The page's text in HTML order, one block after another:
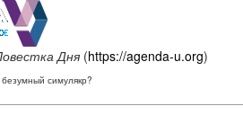
Дня (https://agenda-u.org)
симулякр?